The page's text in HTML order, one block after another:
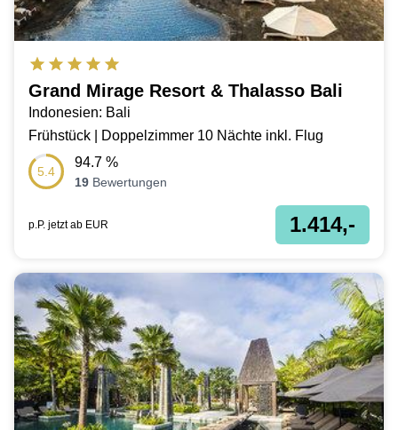
Grand Mirage Resort & Thalasso Bali
Indonesien: Bali
Frühstück | Doppelzimmer 10 Nächte inkl. Flug
5.4
94.7 %
19 Bewertungen
p.P. jetzt ab EUR 1.414,-